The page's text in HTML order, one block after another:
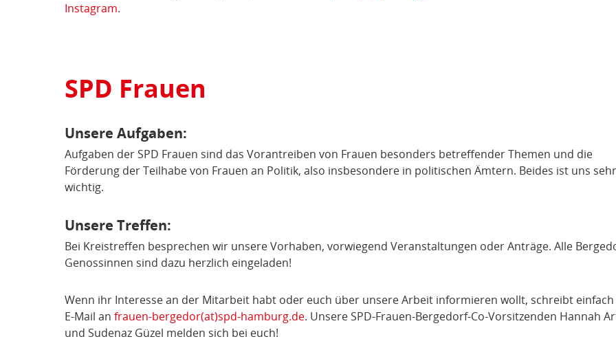
Instagram.
SPD Frauen
Unsere Aufgaben:
Aufgaben der SPD Frauen sind das Vorantreiben von Frauen besonders betreffender Themen und die
Förderung der Teilhabe von Frauen an Politik, also insbesondere in politischen Ämtern. Beides ist uns sehr
wichtig.
Unsere Treffen:
Bei Kreistreffen besprechen wir unsere Vorhaben, vorwiegend Veranstaltungen oder Anträge. Alle
Genossinnen sind dazu herzlich eingeladen!
Wenn ihr Interesse an der Mitarbeit habt oder euch über unsere Arbeit informieren wollt, schreibt einfach
E-Mail an frauen-bergedor(at)spd-hamburg.de. Unsere SPD-Frauen-Bergedorf-Co-Vorsitzenden Hannah
und Sudenaz Güzel melden sich bei euch!